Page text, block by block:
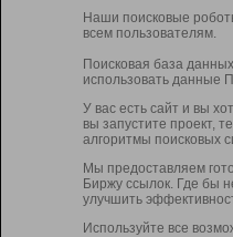
Наши поисковые
всем пользователям.
Поисковая база
использовать данные
У вас есть сайт и вы
вы запустите проект,
алгоритмы поисковых
Мы предоставляем
Биржу ссылок. Где бы
улучшить
Используйте все